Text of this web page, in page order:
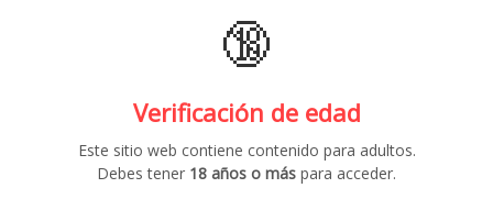
🔞
Verificación de edad
Este sitio web contiene contenido para adultos.
Debes tener 18 años o más para acceder.